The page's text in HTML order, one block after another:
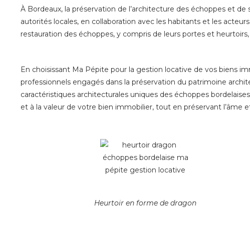
À Bordeaux, la préservation de l’architecture des échoppes et
autorités locales, en collaboration avec les habitants et les
restauration des échoppes, y compris de leurs portes et
En choisissant Ma Pépite pour la gestion locative de vos biens
professionnels engagés dans la préservation du patrimoine
caractéristiques architecturales uniques des échoppes
et à la valeur de votre bien immobilier, tout en préservant l’âme
Heurtoir en forme de dragon